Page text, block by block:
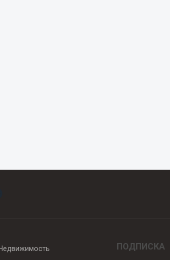
Недвижимость ПОДПИСКА